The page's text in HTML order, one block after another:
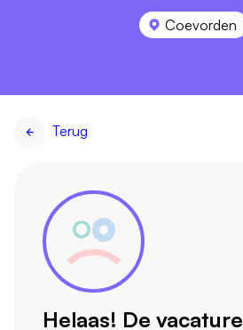
Coevorden
Terug
Helaas! De vacature